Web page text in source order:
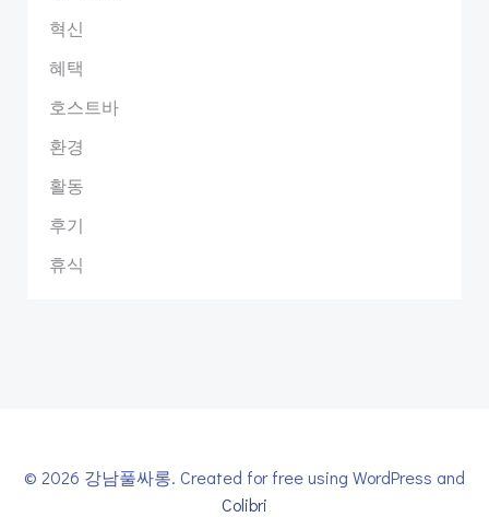
혁신
혜택
호스트바
환경
활동
후기
휴식
© 2026 강남풀싸롱. Created for free using WordPress and
Colibri